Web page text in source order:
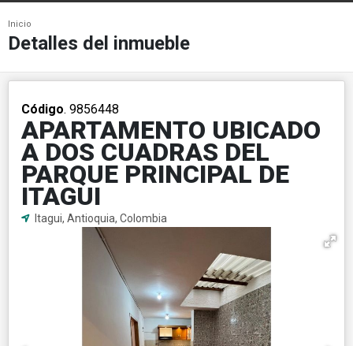
Inicio
Detalles del inmueble
Código. 9856448
APARTAMENTO UBICADO
A DOS CUADRAS DEL
PARQUE PRINCIPAL DE
ITAGUI
Itagui, Antioquia, Colombia